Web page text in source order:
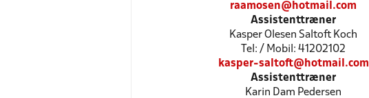
raamosen@hotmail.com
Assistenttræner
Kasper Olesen Saltoft Koch
Tel: / Mobil: 41202102
kasper-saltoft@hotmail.com
Assistenttræner
Karin Dam Pedersen